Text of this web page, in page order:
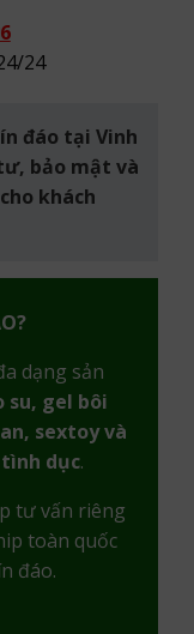
24
đáo tại Vinh
bảo mật và
khách
dạng sản
su, gel bôi
sextoy và
dục.
tư vấn riêng
toàn quốc
đáo.